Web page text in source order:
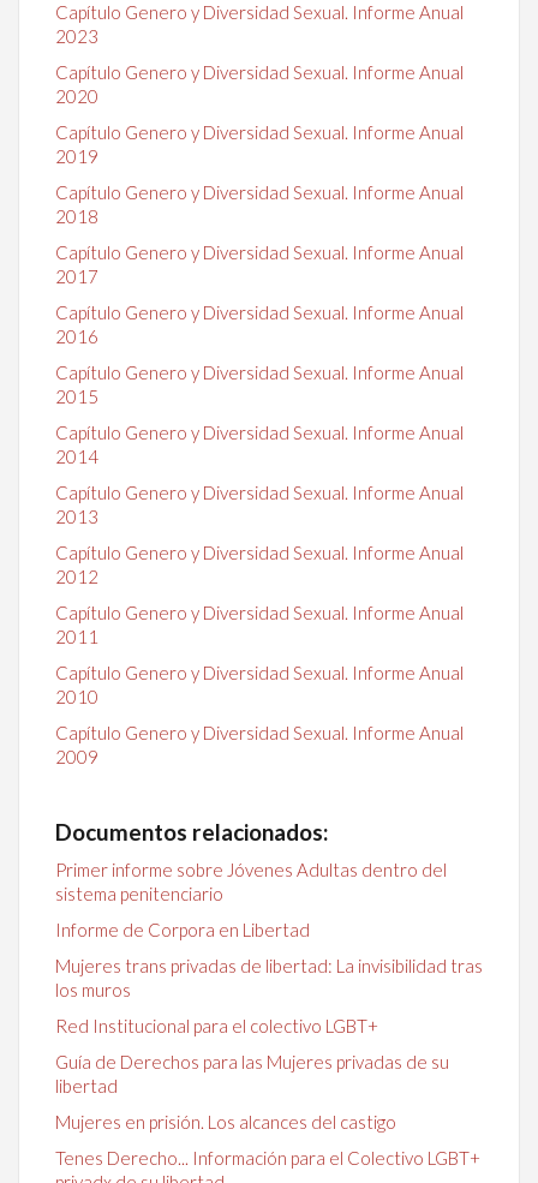
Capítulo Genero y Diversidad Sexual. Informe Anual
2023
Capítulo Genero y Diversidad Sexual. Informe Anual
2020
Capítulo Genero y Diversidad Sexual. Informe Anual
2019
Capítulo Genero y Diversidad Sexual. Informe Anual
2018
Capítulo Genero y Diversidad Sexual. Informe Anual
2017
Capítulo Genero y Diversidad Sexual. Informe Anual
2016
Capítulo Genero y Diversidad Sexual. Informe Anual
2015
Capítulo Genero y Diversidad Sexual. Informe Anual
2014
Capítulo Genero y Diversidad Sexual. Informe Anual
2013
Capítulo Genero y Diversidad Sexual. Informe Anual
2012
Capítulo Genero y Diversidad Sexual. Informe Anual
2011
Capítulo Genero y Diversidad Sexual. Informe Anual
2010
Capítulo Genero y Diversidad Sexual. Informe Anual
2009
Documentos relacionados:
Primer informe sobre Jóvenes Adultas dentro del
sistema penitenciario
Informe de Corpora en Libertad
Mujeres trans privadas de libertad: La invisibilidad tras
los muros
Red Institucional para el colectivo LGBT+
Guía de Derechos para las Mujeres privadas de su
libertad
Mujeres en prisión. Los alcances del castigo
Tenes Derecho... Información para el Colectivo LGBT+